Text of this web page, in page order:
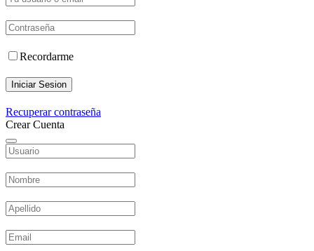
Recordarme
Iniciar Sesion
Recuperar contraseña
Crear Cuenta